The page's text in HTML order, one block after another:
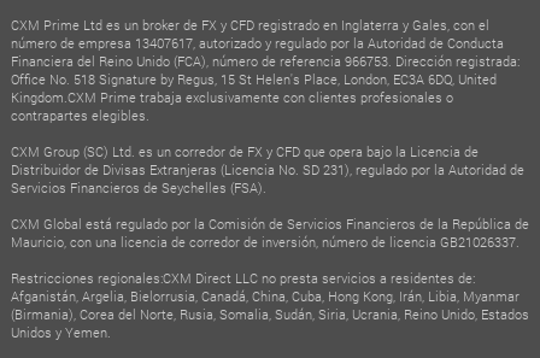
CXM Prime Ltd es un broker de FX y CFD registrado en Inglaterra y Gales, con el
número de empresa 13407617, autorizado y regulado por la Autoridad de Conducta
Financiera del Reino Unido (FCA), número de referencia 966753. Dirección registrada:
Office No. 518 Signature by Regus, 15 St Helen's Place, London, EC3A 6DQ, United
Kingdom.CXM Prime trabaja exclusivamente con clientes profesionales o
contrapartes elegibles.
CXM Group (SC) Ltd. es un corredor de FX y CFD que opera bajo la Licencia de
Distribuidor de Divisas Extranjeras (Licencia No. SD 231), regulado por la Autoridad de
Servicios Financieros de Seychelles (FSA).
CXM Global está regulado por la Comisión de Servicios Financieros de la República de
Mauricio, con una licencia de corredor de inversión, número de licencia GB21026337.
Restricciones regionales:CXM Direct LLC no presta servicios a residentes de:
Afganistán, Argelia, Bielorrusia, Canadá, China, Cuba, Hong Kong, Irán, Libia, Myanmar
(Birmania), Corea del Norte, Rusia, Somalia, Sudán, Siria, Ucrania, Reino Unido, Estados
Unidos y Yemen.